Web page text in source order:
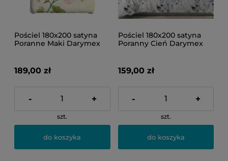
Pościel 180x200 satyna
Poranne Maki Darymex
189,00 zł
- +
szt.
do koszyka
Pościel 180x200 satyna
Poranny Cień Darymex
159,00 zł
- +
szt.
do koszyka